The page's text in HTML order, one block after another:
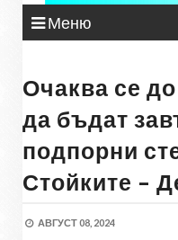
Меню
Очаква се
да бъдат
подпорни
Стойките –
АВГУСТ 08, 2024